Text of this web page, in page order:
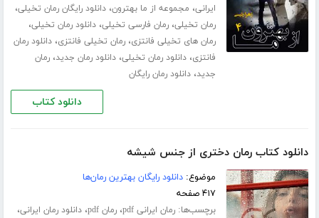
ایرانی، مجموعه از ما بهترون،دانلود رایگان رمان تخیلی،
رمان تخیلی،رمان فارسی تخیلی،دانلود رمان تخیلی،
رمان های تخیلی فانتزی،رمان تخیلی فانتزی،دانلود رمان
فانتزی،دانلود رمان تخیلی،دانلود رمان جدید،رمان
جدید،دانلود رمان رایگان
دانلود کتاب
دانلود کتاب رمان دختری از جنس شیشه
موضوع:دانلود رایگان بهترین رمان‌ها
۴۱۷ صفحه
برچسب‌ها:رمان ایرانی pdf ،رمان pdf ،دانلود رمان ایرانی،